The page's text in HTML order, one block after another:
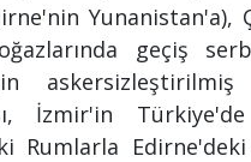
Yunanistan'a),
geçiş
İzmir'in Türkiye'de
Rumlarla